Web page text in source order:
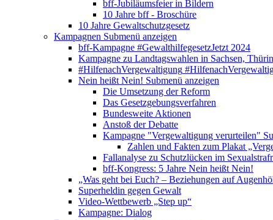
bff-Jubiläumsfeier in Bildern
10 Jahre bff - Broschüre
10 Jahre Gewaltschutzgesetz
Kampagnen Submenü anzeigen
bff-Kampagne #GewalthilfegesetzJetzt 2024
Kampagne zu Landtagswahlen in Sachsen,
#HilfenachVergewaltigung
Nein heißt Nein! Submenü anzeigen
Die Umsetzung der Reform
Das Gesetzgebungsverfahren
Bundesweite Aktionen
Anstoß der Debatte
Kampagne "Vergewaltigung verurteilen"
Zahlen und Fakten zum Plakat
Fallanalyse zu Schutzlücken im
bff-Kongress: 5 Jahre Nein heißt Nein!
„Was geht bei Euch? – Beziehungen auf
Superheldin gegen Gewalt
Video-Wettbewerb „Step up“
Kampagne: Dialog